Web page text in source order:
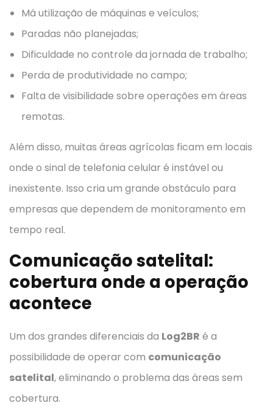
Má utilização de máquinas e veículos;
Paradas não planejadas;
Dificuldade no controle da jornada de trabalho;
Perda de produtividade no campo;
Falta de visibilidade sobre operações em áreas
remotas.
Além disso, muitas áreas agrícolas ficam em locais
onde o sinal de telefonia celular é instável ou
inexistente. Isso cria um grande obstáculo para
empresas que dependem de monitoramento em
tempo real.
Comunicação satelital:
cobertura onde a operação
acontece
Um dos grandes diferenciais da Log2BR é a
possibilidade de operar com comunicação
satelital, eliminando o problema das áreas sem
cobertura.